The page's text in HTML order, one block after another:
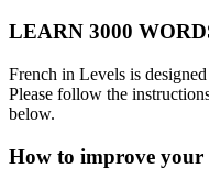
LEARN 3000
French in Levels is
Please follow the
below.
How to improve your